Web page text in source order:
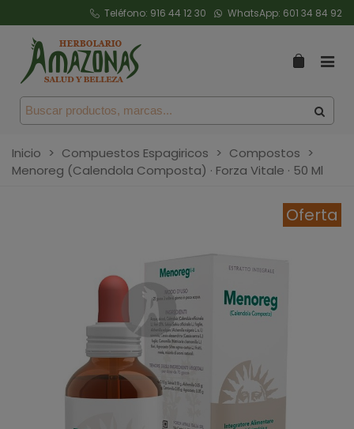
Teléfono: 916 44 12 30 WhatsApp: 601 34 84 92
Inicio > Compuestos Espagiricos > Compostos >
Menoreg (Calendola Composta) · Forza Vitale · 50 Ml
Oferta